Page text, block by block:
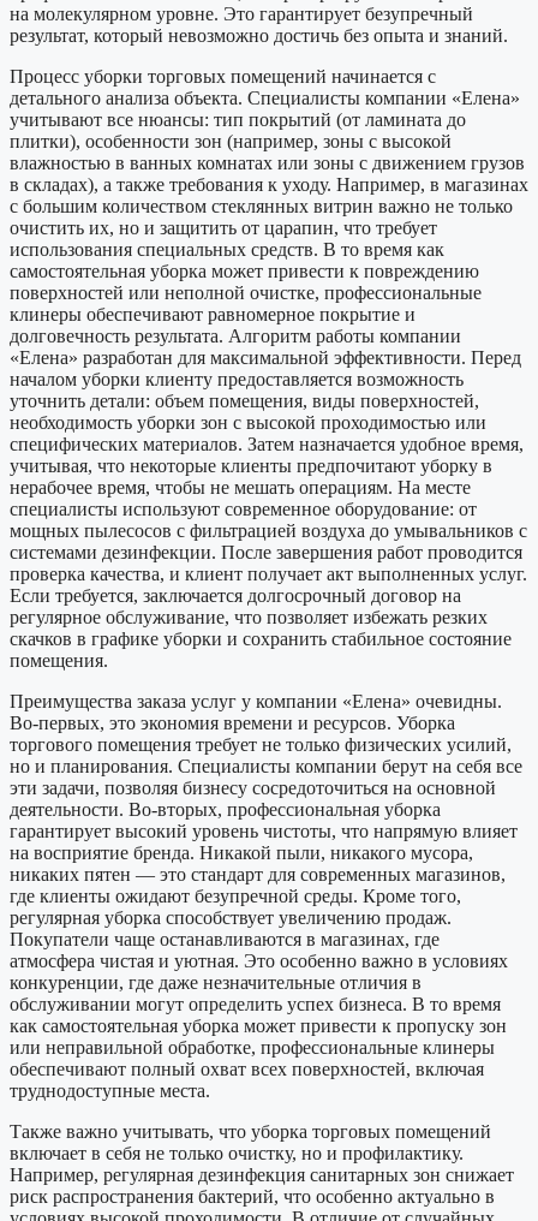
на молекулярном уровне. Это гарантирует безупречный
результат, который невозможно достичь без опыта и знаний.
Процесс уборки торговых помещений начинается с
детального анализа объекта. Специалисты компании «Елена»
учитывают все нюансы: тип покрытий (от ламината до
плитки), особенности зон (например, зоны с высокой
влажностью в ванных комнатах или зоны с движением грузов
в складах), а также требования к уходу. Например, в магазинах
с большим количеством стеклянных витрин важно не только
очистить их, но и защитить от царапин, что требует
использования специальных средств. В то время как
самостоятельная уборка может привести к повреждению
поверхностей или неполной очистке, профессиональные
клинеры обеспечивают равномерное покрытие и
долговечность результата. Алгоритм работы компании
«Елена» разработан для максимальной эффективности. Перед
началом уборки клиенту предоставляется возможность
уточнить детали: объем помещения, виды поверхностей,
необходимость уборки зон с высокой проходимостью или
специфических материалов. Затем назначается удобное время,
учитывая, что некоторые клиенты предпочитают уборку в
нерабочее время, чтобы не мешать операциям. На месте
специалисты используют современное оборудование: от
мощных пылесосов с фильтрацией воздуха до умывальников с
системами дезинфекции. После завершения работ проводится
проверка качества, и клиент получает акт выполненных услуг.
Если требуется, заключается долгосрочный договор на
регулярное обслуживание, что позволяет избежать резких
скачков в графике уборки и сохранить стабильное состояние
помещения.
Преимущества заказа услуг у компании «Елена» очевидны.
Во-первых, это экономия времени и ресурсов. Уборка
торгового помещения требует не только физических усилий,
но и планирования. Специалисты компании берут на себя все
эти задачи, позволяя бизнесу сосредоточиться на основной
деятельности. Во-вторых, профессиональная уборка
гарантирует высокий уровень чистоты, что напрямую влияет
на восприятие бренда. Никакой пыли, никакого мусора,
никаких пятен — это стандарт для современных магазинов,
где клиенты ожидают безупречной среды. Кроме того,
регулярная уборка способствует увеличению продаж.
Покупатели чаще останавливаются в магазинах, где
атмосфера чистая и уютная. Это особенно важно в условиях
конкуренции, где даже незначительные отличия в
обслуживании могут определить успех бизнеса. В то время
как самостоятельная уборка может привести к пропуску зон
или неправильной обработке, профессиональные клинеры
обеспечивают полный охват всех поверхностей, включая
труднодоступные места.
Также важно учитывать, что уборка торговых помещений
включает в себя не только очистку, но и профилактику.
Например, регулярная дезинфекция санитарных зон снижает
риск распространения бактерий, что особенно актуально в